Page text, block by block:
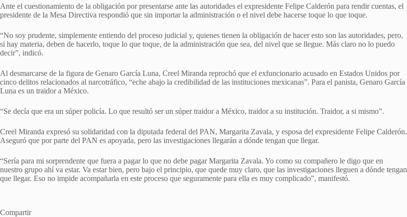
Ante el cuestionamiento de la obligación por presentarse ante las autoridades el expresidente Felipe Calderón para rendir cuentas, el
presidente de la Mesa Directiva respondió que sin importar la administración o el nivel debe hacerse toque lo que toque.
“No soy prudente, simplemente entiendo del proceso judicial y, quienes tienen la obligación de hacer esto son las autoridades, pero,
si hay materia, deben de hacerlo, toque lo que toque, de la administración que sea, del nivel que se llegue. Más claro no lo puedo
decir”, indicó.
Al desmarcarse de la figura de Genaro García Luna, Creel Miranda reprochó que el exfuncionario acusado en Estados Unidos por
cinco delitos relacionados al narcotráfico, “eche abajo la credibilidad de las instituciones mexicanas”. Para el panista, Genaro García
Luna es un traidor a México.
“Se decía que era un súper policía. Lo que resultó ser un súper traidor a México, traidor a su institución. Traidor, a si mismo”.
Creel Miranda expresó su solidaridad con la diputada federal del PAN, Margarita Zavala, y esposa del expresidente Felipe Calderón.
Aseguró que por parte del PAN es apoyada, pero las investigaciones llegarán a dónde tengan que llegar.
“Sería para mi sorprendente que fuera a pagar lo que no debe pagar Margarita Zavala. Yo como su compañero le digo que en
nuestro grupo ahí va estar. Va estar bien, pero bajo el principio, que quede muy claro, que las investigaciones lleguen a dónde tengan
que llegar. Eso no impide acompañarla en este proceso que seguramente para ella es muy complicado”, manifestó.
Compartir